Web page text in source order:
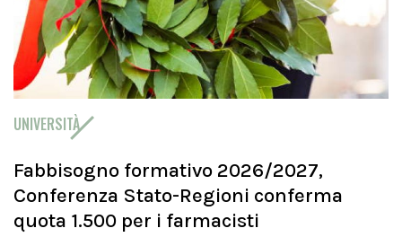
UNIVERSITÀ
Fabbisogno formativo 2026/2027,
Conferenza Stato-Regioni conferma
quota 1.500 per i farmacisti